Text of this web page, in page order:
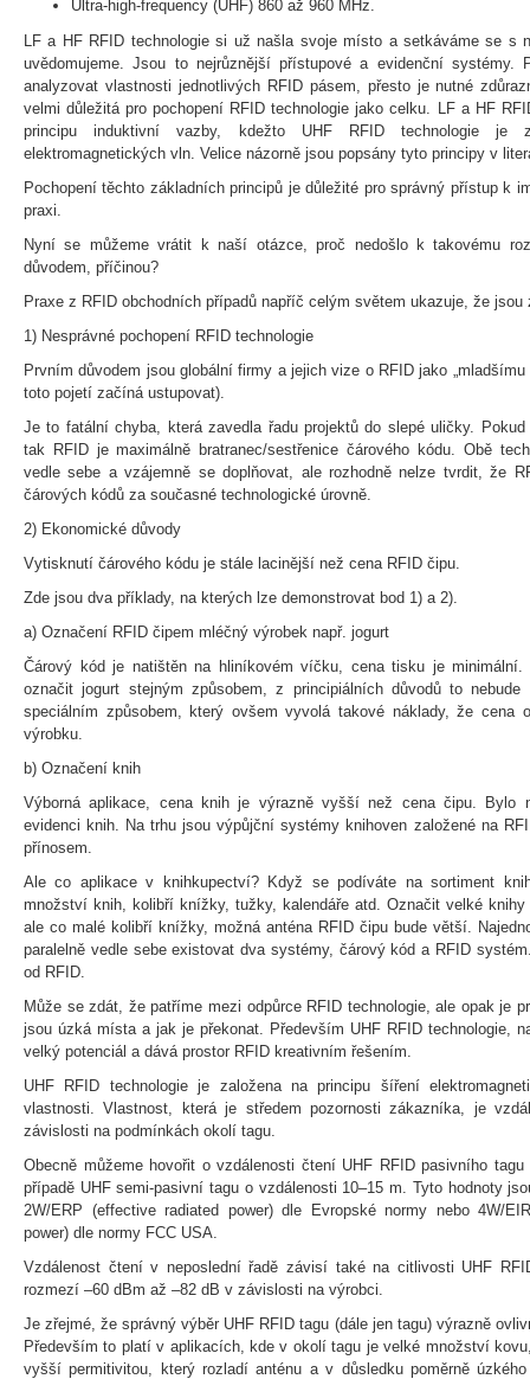
Ultra-high-frequency (UHF) 860 až 960 MHz.
LF a HF RFID technologie si už našla svoje místo a setkáváme se s
uvědomujeme. Jsou to nejrůznější přístupové a evidenční systémy.
analyzovat vlastnosti jednotlivých RFID pásem, přesto je nutné
velmi důležitá pro pochopení RFID technologie jako celku. LF a HF
principu induktivní vazby, kdežto UHF RFID technologie je
elektromagnetických vln. Velice názorně jsou popsány tyto principy v
Pochopení těchto základních principů je důležité pro správný přístup k
praxi.
Nyní se můžeme vrátit k naší otázce, proč nedošlo k takovému
důvodem, příčinou?
Praxe z RFID obchodních případů napříč celým světem ukazuje, že jsou
1) Nesprávné pochopení RFID technologie
Prvním důvodem jsou globální firmy a jejich vize o RFID jako
toto pojetí začíná ustupovat).
Je to fatální chyba, která zavedla řadu projektů do slepé uličky. Pokud
tak RFID je maximálně bratranec/sestřenice čárového kódu. Obě
vedle sebe a vzájemně se doplňovat, ale rozhodně nelze tvrdit, že
čárových kódů za současné technologické úrovně.
2) Ekonomické důvody
Vytisknutí čárového kódu je stále lacinější než cena RFID čipu.
Zde jsou dva příklady, na kterých lze demonstrovat bod 1) a 2).
a) Označení RFID čipem mléčný výrobek např. jogurt
Čárový kód je natištěn na hliníkovém víčku, cena tisku je
označit jogurt stejným způsobem, z principiálních důvodů to
speciálním způsobem, který ovšem vyvolá takové náklady, že cena
výrobku.
b) Označení knih
Výborná aplikace, cena knih je výrazně vyšší než cena čipu. Bylo
evidenci knih. Na trhu jsou výpůjční systémy knihoven založené na
přínosem.
Ale co aplikace v knihkupectví? Když se podíváte na sortiment
množství knih, kolibří knížky, tužky, kalendáře atd. Označit velké
ale co malé kolibří knížky, možná anténa RFID čipu bude větší.
paralelně vedle sebe existovat dva systémy, čárový kód a RFID
od RFID.
Může se zdát, že patříme mezi odpůrce RFID technologie, ale opak je
jsou úzká místa a jak je překonat. Především UHF RFID technologie,
velký potenciál a dává prostor RFID kreativním řešením.
UHF RFID technologie je založena na principu šíření
vlastnosti. Vlastnost, která je středem pozornosti zákazníka, je
závislosti na podmínkách okolí tagu.
Obecně můžeme hovořit o vzdálenosti čtení UHF RFID pasivního
případě UHF semi-pasivní tagu o vzdálenosti 10–15 m. Tyto hodnoty
2W/ERP (effective radiated power) dle Evropské normy nebo 4W/
power) dle normy FCC USA.
Vzdálenost čtení v neposlední řadě závisí také na citlivosti UHF
rozmezí –60 dBm až –82 dB v závislosti na výrobci.
Je zřejmé, že správný výběr UHF RFID tagu (dále jen tagu) výrazně
Především to platí v aplikacích, kde v okolí tagu je velké množství
vyšší permitivitou, který rozladí anténu a v důsledku poměrně